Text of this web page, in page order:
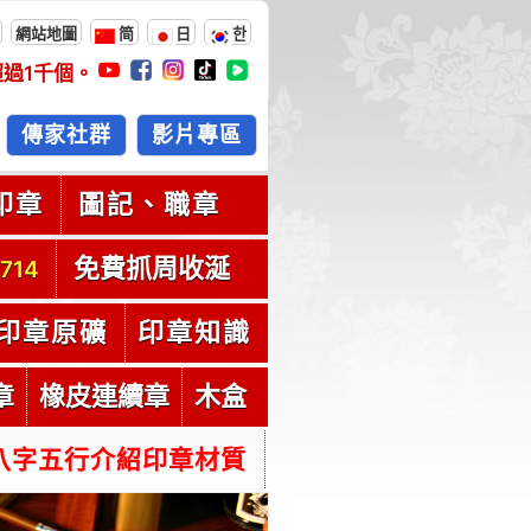
網站地圖 简 日 한
1千個。
傳家社群 影片專區
章 圖記、職章
免費抓周收涎
章原礦 印章知識
橡皮連續章 木盒
字五行介紹印章材質